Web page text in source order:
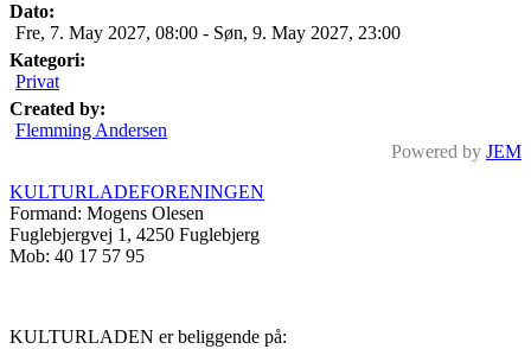
Dato:
Fre, 7. May 2027, 08:00 - Søn, 9. May 2027, 23:00
Kategori:
Privat
Created by:
Flemming Andersen
Powered by JEM
KULTURLADEFORENINGEN
Formand: Mogens Olesen
Fuglebjergvej 1, 4250 Fuglebjerg
Mob: 40 17 57 95
KULTURLADEN er beliggende på: